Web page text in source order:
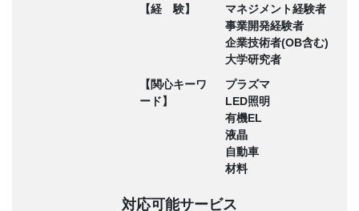
【経 験】
マネジメント経験者
事業開発経験者
企業技術者(OB含む)
大学研究者
【関心キーワ
ード】
プラズマ
LED照明
有機EL
液晶
自動車
材料
対応可能サービス